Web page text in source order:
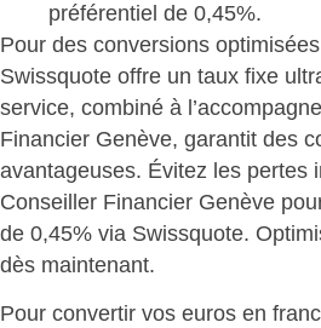
préférentiel de 0,45%.
Pour des conversions
Swissquote offre un taux fixe
service, combiné à
Financier Genève, garantit des
avantageuses. Évitez les pertes
Conseiller Financier Genève
de 0,45% via Swissquote.
dès maintenant.
Pour convertir vos euros en